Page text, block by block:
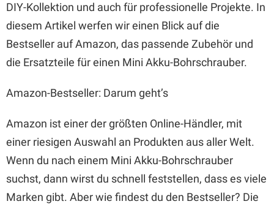
DIY-Kollektion und auch für professionelle Projekte. In
diesem Artikel werfen wir einen Blick auf die
Bestseller auf Amazon, das passende Zubehör und
die Ersatzteile für einen Mini Akku-Bohrschrauber.
Amazon-Bestseller: Darum geht’s
Amazon ist einer der größten Online-Händler, mit
einer riesigen Auswahl an Produkten aus aller Welt.
Wenn du nach einem Mini Akku-Bohrschrauber
suchst, dann wirst du schnell feststellen, dass es viele
Marken gibt. Aber wie findest du den Bestseller? Die